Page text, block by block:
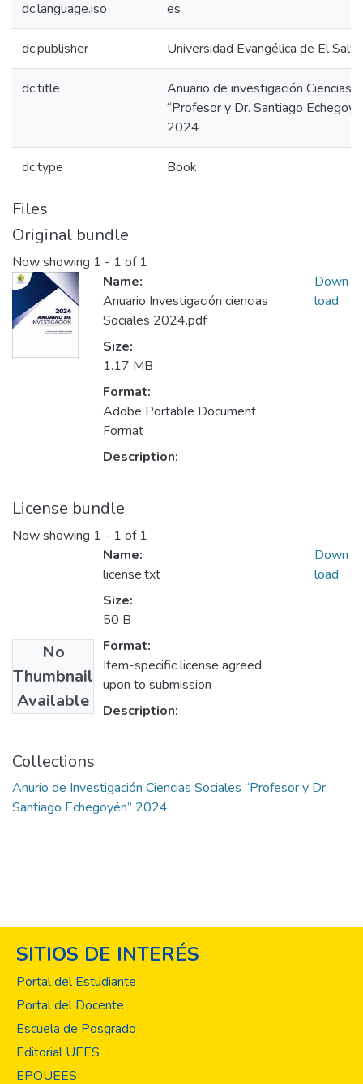
dc.language.iso es
dc.publisher Universidad Evangélica de El
dc.title
Anuario de investigación Ciencias
“Profesor y Dr. Santiago
2024
dc.type Book
Files
Original bundle
Now showing 1 - 1 of 1
Name:
Anuario Investigación ciencias
Sociales 2024.pdf
Size:
1.17 MB
Format:
Adobe Portable Document
Format
Description:
Down
load
License bundle
Now showing 1 - 1 of 1
No
Thumbnail
Available
Name:
license.txt
Size:
50 B
Format:
Item-specific license agreed
upon to submission
Description:
Down
load
Collections
Anurio de Investigación Ciencias Sociales “Profesor y Dr.
Santiago Echegoyén” 2024
SITIOS DE INTERÉS
Portal del Estudiante
Portal del Docente
Escuela de Posgrado
Editorial UEES
EPOUEES